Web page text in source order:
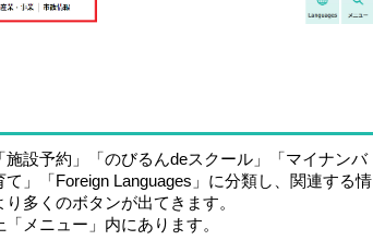
設予約」「のびるんdeスクール」「マイナンバ
」「Foreign Languages」に分類し、関連する情
多くのボタンが出てきます。
メニュー」内にあります。